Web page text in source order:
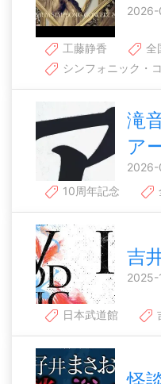
2026-
工藤静香
全
シンフォニック・
滝
ア
2026-
10周年記念
吉
2025-
日本武道館